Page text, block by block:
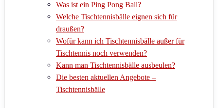
Was ist ein Ping Pong Ball?
Welche Tischtennisbälle eignen sich für
draußen?
Wofür kann ich Tischtennisbälle außer für
Tischtennis noch verwenden?
Kann man Tischtennisbälle ausbeulen?
Die besten aktuellen Angebote –
Tischtennisbälle